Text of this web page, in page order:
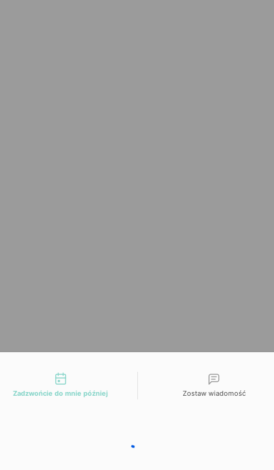
kontaktu
Zadzwońcie do mnie później Zostaw wiadomość